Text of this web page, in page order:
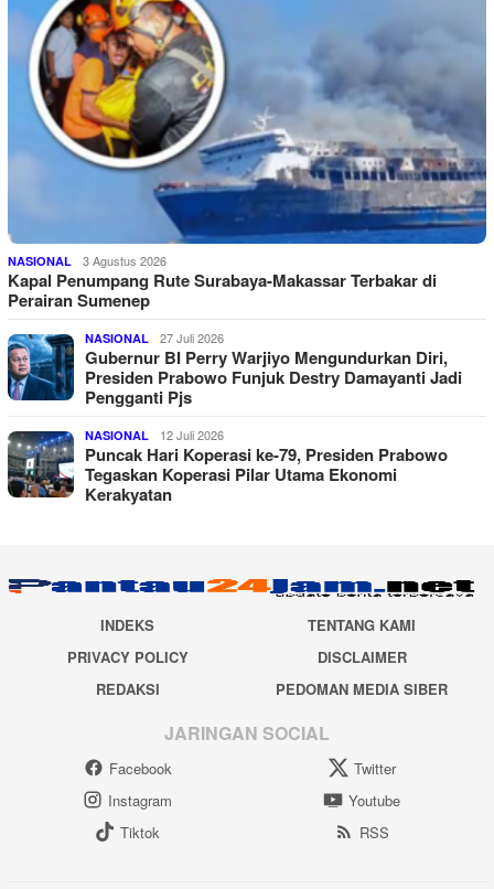
NASIONAL 3 Agustus 2026
Kapal Penumpang Rute Surabaya-Makassar Terbakar di
Perairan Sumenep
NASIONAL 27 Juli 2026
Gubernur BI Perry Warjiyo Mengundurkan Diri,
Presiden Prabowo Funjuk Destry Damayanti Jadi
Pengganti Pjs
NASIONAL 12 Juli 2026
Puncak Hari Koperasi ke-79, Presiden Prabowo
Tegaskan Koperasi Pilar Utama Ekonomi
Kerakyatan
INDEKS
TENTANG KAMI
PRIVACY POLICY
DISCLAIMER
REDAKSI
PEDOMAN MEDIA SIBER
JARINGAN SOCIAL
Facebook
Twitter
Instagram
Youtube
Tiktok
RSS